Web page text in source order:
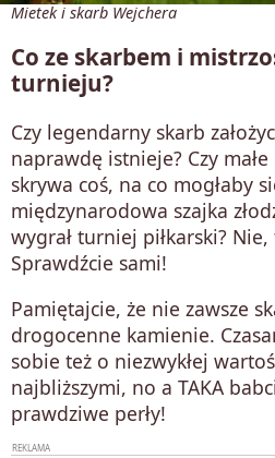
Mietek i skarb Wejchera
Co ze skarbem i
turnieju?
Czy legendarny skarb
naprawdę istnieje? Czy
skrywa coś, na co mogłaby
międzynarodowa szajka
wygrał turniej piłkarski?
Sprawdźcie sami!
Pamiętajcie, że nie zawsze
drogocenne kamienie.
sobie też o niezwykłej
najbliższymi, no a TAKA
prawdziwe perły!